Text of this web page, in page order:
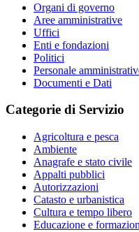
Organi di governo
Aree amministrative
Uffici
Enti e fondazioni
Politici
Personale
Documenti e Dati
Categorie di Servizio
Agricoltura e pesca
Ambiente
Anagrafe e stato civile
Appalti pubblici
Autorizzazioni
Catasto e urbanistica
Cultura e tempo libero
Educazione e